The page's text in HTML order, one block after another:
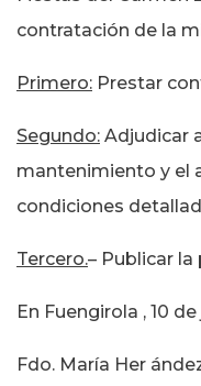
contratación de la
Primero: Prestar
Segundo: Adjudicar
mantenimiento y el
condiciones
Tercero.– Publicar
En Fuengirola , 10
Fdo. María Her